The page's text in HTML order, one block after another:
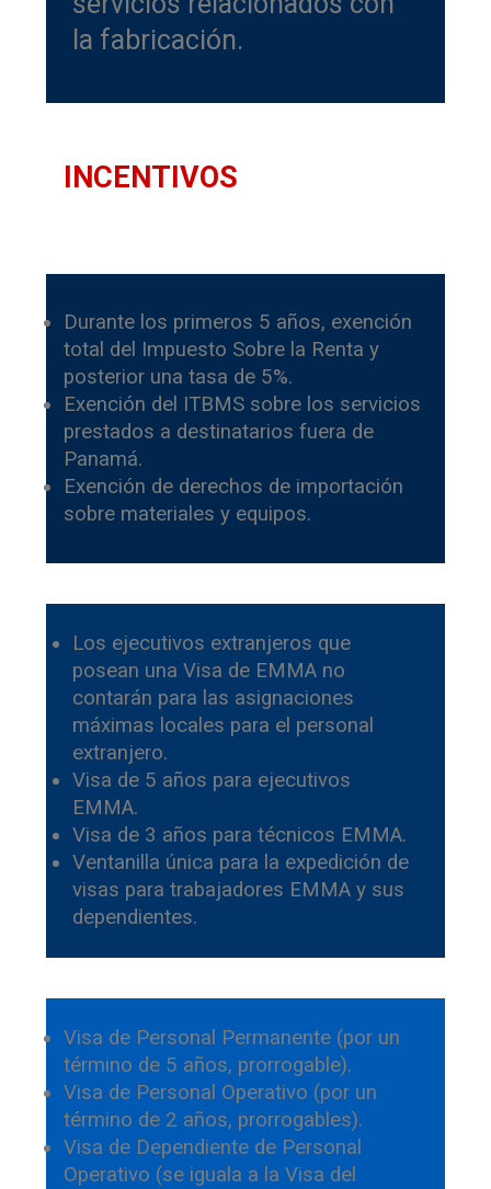
la fabricación.
INCENTIVOS
Durante los primeros 5 años, exención
total del Impuesto Sobre la Renta y
posterior una tasa de 5%.
Exención del ITBMS sobre los servicios
prestados a destinatarios fuera de
Panamá.
Exención de derechos de importación
sobre materiales y equipos.
Los ejecutivos extranjeros que
posean una Visa de EMMA no
contarán para las asignaciones
máximas locales para el personal
extranjero.
Visa de 5 años para ejecutivos
EMMA.
Visa de 3 años para técnicos EMMA.
Ventanilla única para la expedición de
visas para trabajadores EMMA y sus
dependientes.
Visa de Personal Permanente (por un
término de 5 años, prorrogable).
Visa de Personal Operativo (por un
término de 2 años, prorrogables).
Visa de Dependiente de Personal
Operativo (se iguala a la Visa del